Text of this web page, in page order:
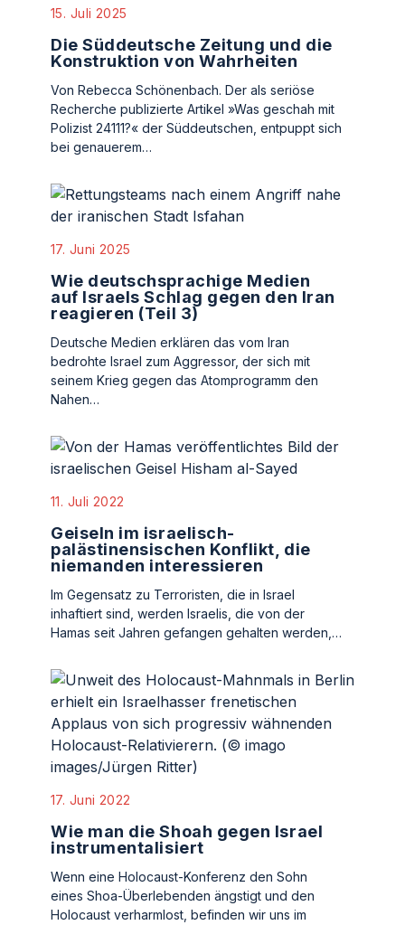
15. Juli 2025
Die Süddeutsche Zeitung und die
Konstruktion von Wahrheiten
Von Rebecca Schönenbach. Der als seriöse
Recherche publizierte Artikel »Was geschah mit
Polizist 24111?« der Süddeutschen, entpuppt sich
bei genauerem…
17. Juni 2025
Wie deutschsprachige Medien
auf Israels Schlag gegen den Iran
reagieren (Teil 3)
Deutsche Medien erklären das vom Iran
bedrohte Israel zum Aggressor, der sich mit
seinem Krieg gegen das Atomprogramm den
Nahen…
11. Juli 2022
Geiseln im israelisch-
palästinensischen Konflikt, die
niemanden interessieren
Im Gegensatz zu Terroristen, die in Israel
inhaftiert sind, werden Israelis, die von der
Hamas seit Jahren gefangen gehalten werden,…
17. Juni 2022
Wie man die Shoah gegen Israel
instrumentalisiert
Wenn eine Holocaust-Konferenz den Sohn
eines Shoa-Überlebenden ängstigt und den
Holocaust verharmlost, befinden wir uns im